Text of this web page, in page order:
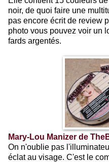
noir, de quoi faire une
pas encore écrit de review
photo vous pouvez voir un
fards argentés.
Mary-Lou Manizer de
On n'oublie pas
éclat au visage. C'est le